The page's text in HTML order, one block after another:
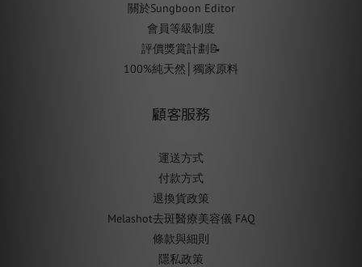
關於Sungboon Editor
會員等級制度
評價獎賞計劃📝
100%純天然│獨家原料
顧客服務
運送方式
付款方式
退換貨政策
Melashot去斑醫療美容儀 FAQ
條款與細則
隱私政策